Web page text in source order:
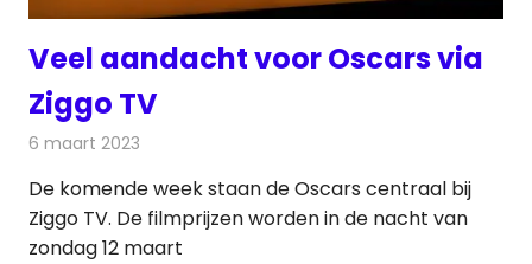
Veel aandacht voor Oscars via
Ziggo TV
6 maart 2023
De komende week staan de Oscars centraal bij
Ziggo TV. De filmprijzen worden in de nacht van
zondag 12 maart